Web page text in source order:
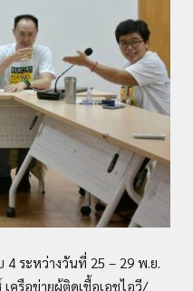
เอ
ช
4 ระหว่างวันที่ 25 – 29 พ.ย.
ครือข่ายผู้ติดเชื้อเอชไอวี/